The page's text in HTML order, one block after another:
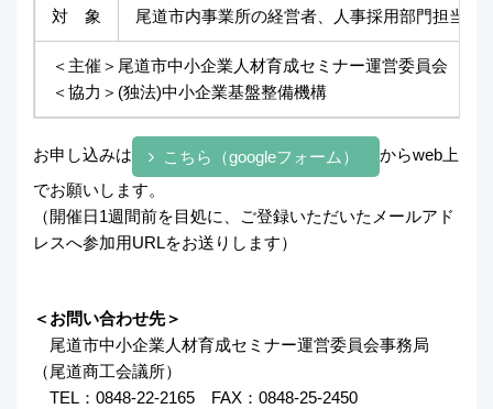
対 象 尾道市内事業所の経営者、人事採用部門担当者
＜主催＞尾道市中小企業人材育成セミナー運営委員会
＜協力＞(独法)中小企業基盤整備機構
お申し込みは こちら（googleフォーム）
からweb上
でお願いします。
（開催日1週間前を目処に、ご登録いただいたメールアド
レスへ参加用URLをお送りします）
＜お問い合わせ先＞
尾道市中小企業人材育成セミナー運営委員会事務局
（尾道商工会議所）
TEL：0848-22-2165 FAX：0848-25-2450